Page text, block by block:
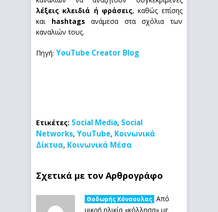
λέξεις κλειδιά ή φράσεις, καθώς επίσης
και hashtags ανάμεσα στα σχόλια των
καναλιών τους.
Πηγή: YouTube Creator Blog
Ετικέτες: Social Media, Social
Networks, YouTube, Κοινωνικά
Δίκτυα, Κοινωνικά Μέσα
Σχετικά με τον Αρθρογράφο
Θοδωρής Κόνσουλας Από
μικρή ηλικία «κόλλησα» με